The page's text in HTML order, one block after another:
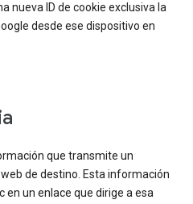
nueva ID de cookie exclusiva la
desde ese dispositivo en
que transmite un
de destino. Esta información
en un enlace que dirige a esa